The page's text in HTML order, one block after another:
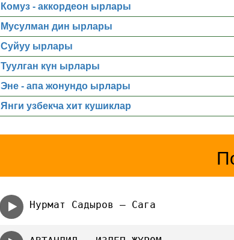
Комуз - аккордеон ырлары
Мусулман дин ырлары
Суйуу ырлары
Туулган күн ырлары
Эне - апа жонундо ырлары
Янги узбекча хит кушиклар
Нурмат Садыров — Сага